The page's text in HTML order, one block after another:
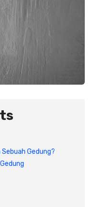
Sebuah Gedung?